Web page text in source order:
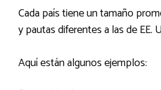
Cada país tiene un tamaño
y pautas diferentes a las de EE.
Aquí están algunos ejemplos: